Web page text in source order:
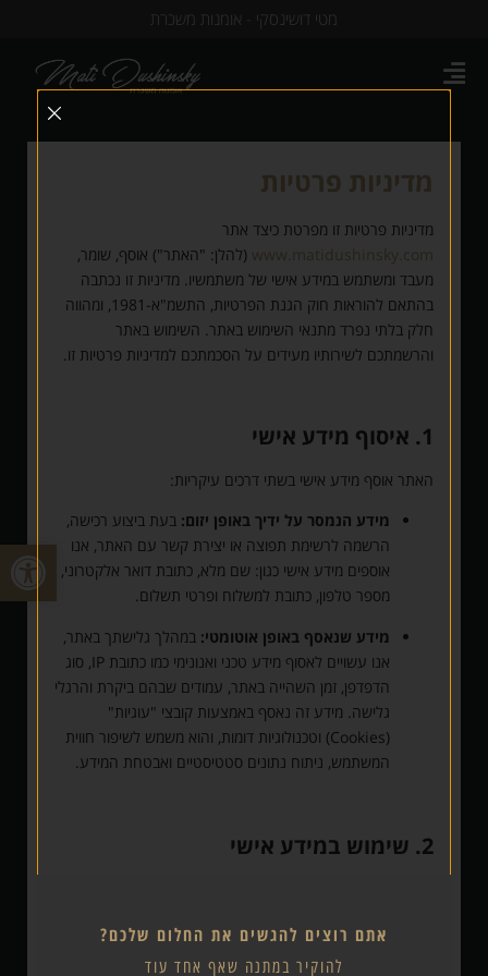
מטי דושינסקי - אומנות משכרת
מדיניות פרטיות
מדיניות פרטיות זו מפרטת כיצד אתר
www.matidushinsky.com (להלן: "האתר") אוסף, שומר,
מעבד ומשתמש במידע אישי של משתמשיו. מדיניות זו נכתבה
בהתאם להוראות חוק הגנת הפרטיות, התשמ"א-1981, ומהווה
חלק בלתי נפרד מתנאי השימוש באתר. השימוש באתר
והרשמתכם לשירותיו מעידים על הסכמתכם למדיניות פרטיות זו.
1. איסוף מידע אישי
האתר אוסף מידע אישי בשתי דרכים עיקריות:
מידע הנמסר על ידיך באופן יזום: בעת ביצוע רכישה,
הרשמה לרשימת תפוצה או יצירת קשר עם האתר, אנו
אוספים מידע אישי כגון: שם מלא, כתובת דואר אלקטרוני,
מספר טלפון, כתובת למשלוח ופרטי תשלום.
מידע שנאסף באופן אוטומטי: במהלך גלישתך באתר,
אנו עשויים לאסוף מידע טכני ואנונימי כמו כתובת IP, סוג
הדפדפן, זמן השהייה באתר, עמודים שבהם ביקרת והרגלי
גלישה. מידע זה נאסף באמצעות קובצי "עוגיות"
(Cookies) וטכנולוגיות דומות, והוא משמש לשיפור חווית
המשתמש, ניתוח נתונים סטטיסטיים ואבטחת המידע.
2. שימוש במידע אישי
ניהול רכישות והזמנות:עיבוד תשלומים, משלוח מוצרים
וניהול שירות לקוחות.
אתם רוצים להגשים את החלום שלכם?
להוקיר במתנה שאף אחד עוד